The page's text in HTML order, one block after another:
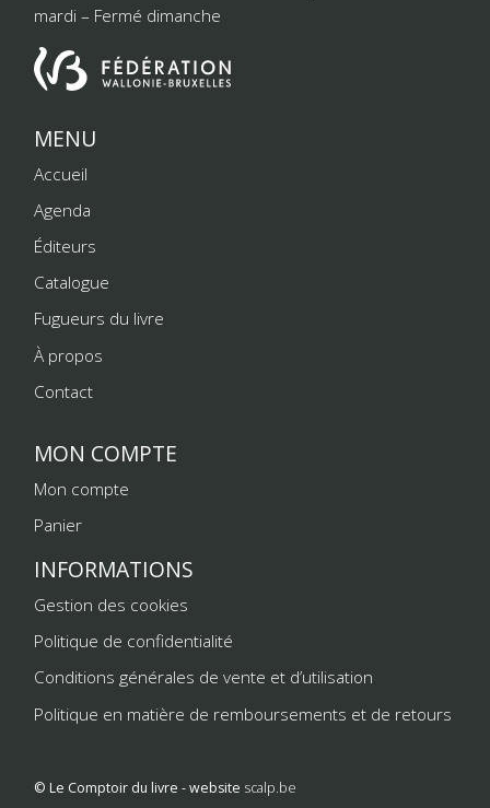
mardi – Fermé dimanche
MENU
Accueil
Agenda
Éditeurs
Catalogue
Fugueurs du livre
À propos
Contact
MON COMPTE
Mon compte
Panier
INFORMATIONS
Gestion des cookies
Politique de confidentialité
Conditions générales de vente et d’utilisation
Politique en matière de remboursements et de retours
© Le Comptoir du livre - website scalp.be